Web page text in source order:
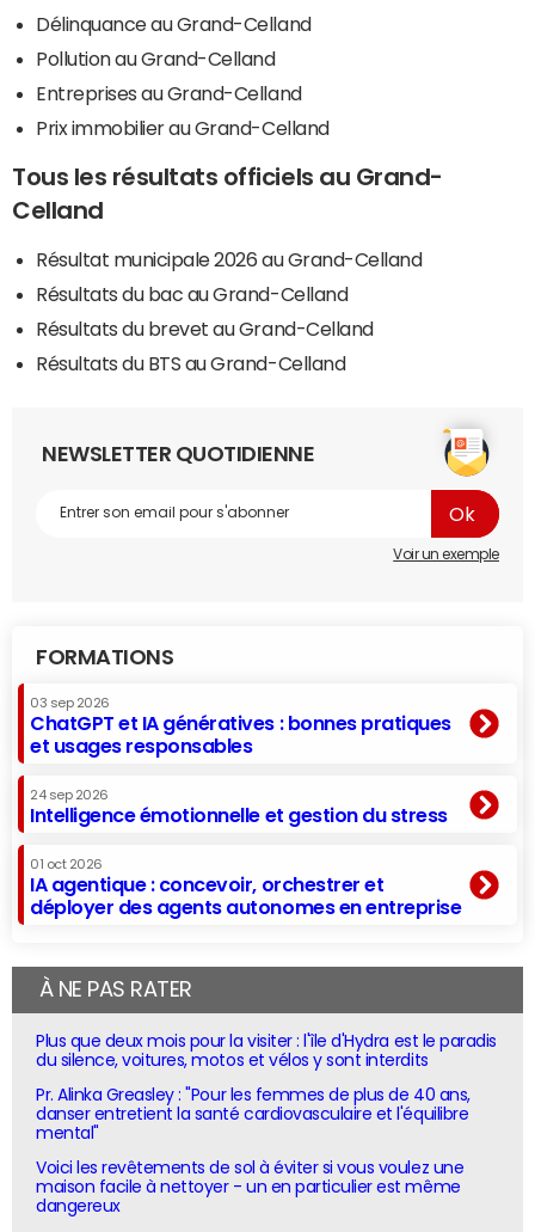
Délinquance au Grand-Celland
Pollution au Grand-Celland
Entreprises au Grand-Celland
Prix immobilier au Grand-Celland
Tous les résultats officiels au Grand-
Celland
Résultat municipale 2026 au Grand-Celland
Résultats du bac au Grand-Celland
Résultats du brevet au Grand-Celland
Résultats du BTS au Grand-Celland
NEWSLETTER QUOTIDIENNE
Voir un exemple
FORMATIONS
03 sep 2026
ChatGPT et IA génératives : bonnes pratiques
et usages responsables
24 sep 2026
Intelligence émotionnelle et gestion du stress
01 oct 2026
IA agentique : concevoir, orchestrer et
déployer des agents autonomes en entreprise
À NE PAS RATER
Plus que deux mois pour la visiter : l'île d'Hydra est le paradis
du silence, voitures, motos et vélos y sont interdits
Pr. Alinka Greasley : "Pour les femmes de plus de 40 ans,
danser entretient la santé cardiovasculaire et l'équilibre
mental"
Voici les revêtements de sol à éviter si vous voulez une
maison facile à nettoyer - un en particulier est même
dangereux